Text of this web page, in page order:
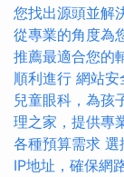
您找出源頭並解
從專業的角度為
推薦最適合您的
順利進行 網站安
兒童眼科，為孩
理之家，提供專
各種預算需求 選
IP地址，確保網